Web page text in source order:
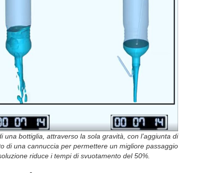
bottiglia, attraverso la sola gravità, con l’aggiunta di
di una cannuccia per permettere un migliore passaggio
riduce i tempi di svuotamento del 50%.